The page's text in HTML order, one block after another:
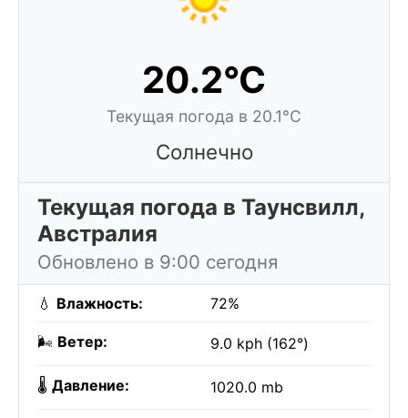
20.2°C
Текущая погода в 20.1°C
Солнечно
Текущая погода в Таунсвилл,
Австралия
Обновлено в 9:00 сегодня
💧 Влажность: 72%
🌬️ Ветер: 9.0 kph (162°)
🌡️ Давление: 1020.0 mb